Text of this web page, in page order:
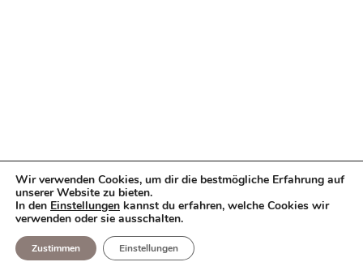
Wir verwenden Cookies, um dir die bestmögliche Erfahrung auf
unserer Website zu bieten.
In den Einstellungen kannst du erfahren, welche Cookies wir
verwenden oder sie ausschalten.
Zustimmen Einstellungen